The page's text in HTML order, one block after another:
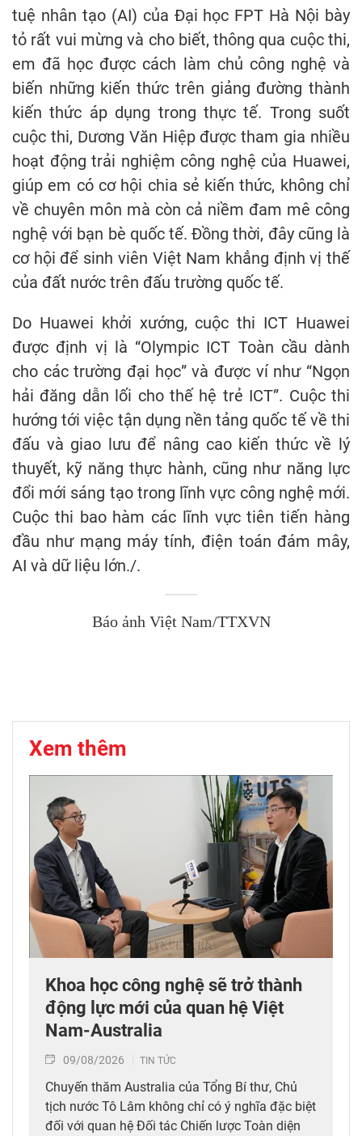
tuệ nhân tạo (AI) của Đại học FPT Hà Nội bày
tỏ rất vui mừng và cho biết, thông qua cuộc thi,
em đã học được cách làm chủ công nghệ và
biến những kiến thức trên giảng đường thành
kiến thức áp dụng trong thực tế. Trong suốt
cuộc thi, Dương Văn Hiệp được tham gia nhiều
hoạt động trải nghiệm công nghệ của Huawei,
giúp em có cơ hội chia sẻ kiến thức, không chỉ
về chuyên môn mà còn cả niềm đam mê công
nghệ với bạn bè quốc tế. Đồng thời, đây cũng là
cơ hội để sinh viên Việt Nam khẳng định vị thế
của đất nước trên đấu trường quốc tế.
Do Huawei khởi xướng, cuộc thi ICT Huawei
được định vị là “Olympic ICT Toàn cầu dành
cho các trường đại học” và được ví như “Ngọn
hải đăng dẫn lối cho thế hệ trẻ ICT”. Cuộc thi
hướng tới việc tận dụng nền tảng quốc tế về thi
đấu và giao lưu để nâng cao kiến thức về lý
thuyết, kỹ năng thực hành, cũng như năng lực
đổi mới sáng tạo trong lĩnh vực công nghệ mới.
Cuộc thi bao hàm các lĩnh vực tiên tiến hàng
đầu như mạng máy tính, điện toán đám mây,
AI và dữ liệu lớn./.
Báo ảnh Việt Nam/TTXVN
Xem thêm
Khoa học công nghệ sẽ trở thành
động lực mới của quan hệ Việt
Nam-Australia
09/08/2026 TIN TỨC
Chuyến thăm Australia của Tổng Bí thư, Chủ
tịch nước Tô Lâm không chỉ có ý nghĩa đặc biệt
đối với quan hệ Đối tác Chiến lược Toàn diện